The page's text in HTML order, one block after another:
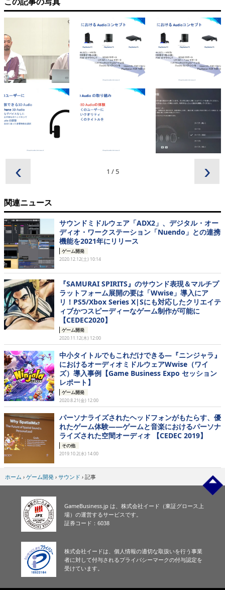
1 / 5
‹ ›
関連ニュース
サウンドミドルウェア「ADX2」、デジタル・オー
ディオ・ワークステーション「Nuendo」との連携
機能を2021年にリリース
ゲーム開発
2020.12.12(土) 10:14
『SAMURAI SPIRITS』のサウンド表現＆マルチプ
ラットフォーム展開の要は「Wwise」導入にア
リ！PS5/Xbox Series X|Sにも対応したクリエイテ
ィブかつスピーディーなゲーム制作が可能に
【CEDEC2020】
ゲーム開発
2020.11.12(木) 12:00
中小タイトルでもこれだけできる―『ニンジャラ』
におけるオーディオミドルウェアWwise（ワイ
ズ）導入事例【Game Business Expo セッション
レポート】
ゲーム開発
2020.8.21(金) 12:00
パーソナライズされたヘッドフォンがもたらす、優
れたゲーム体験――ゲームと音楽におけるパーソナ
ライズされた空間オーディオ 【CEDEC 2019】
その他
2019.10.2(水) 14:00
ホーム › ゲーム開発 › サウンド › 記事
GameBusiness.jp は、株式会社イード（東証グロース上
場）の運営するサービスです。
証券コード：6038
株式会社イードは、個人情報の適切な取扱いを行う事業
者に対して付与されるプライバシーマークの付与認定を
受けています。